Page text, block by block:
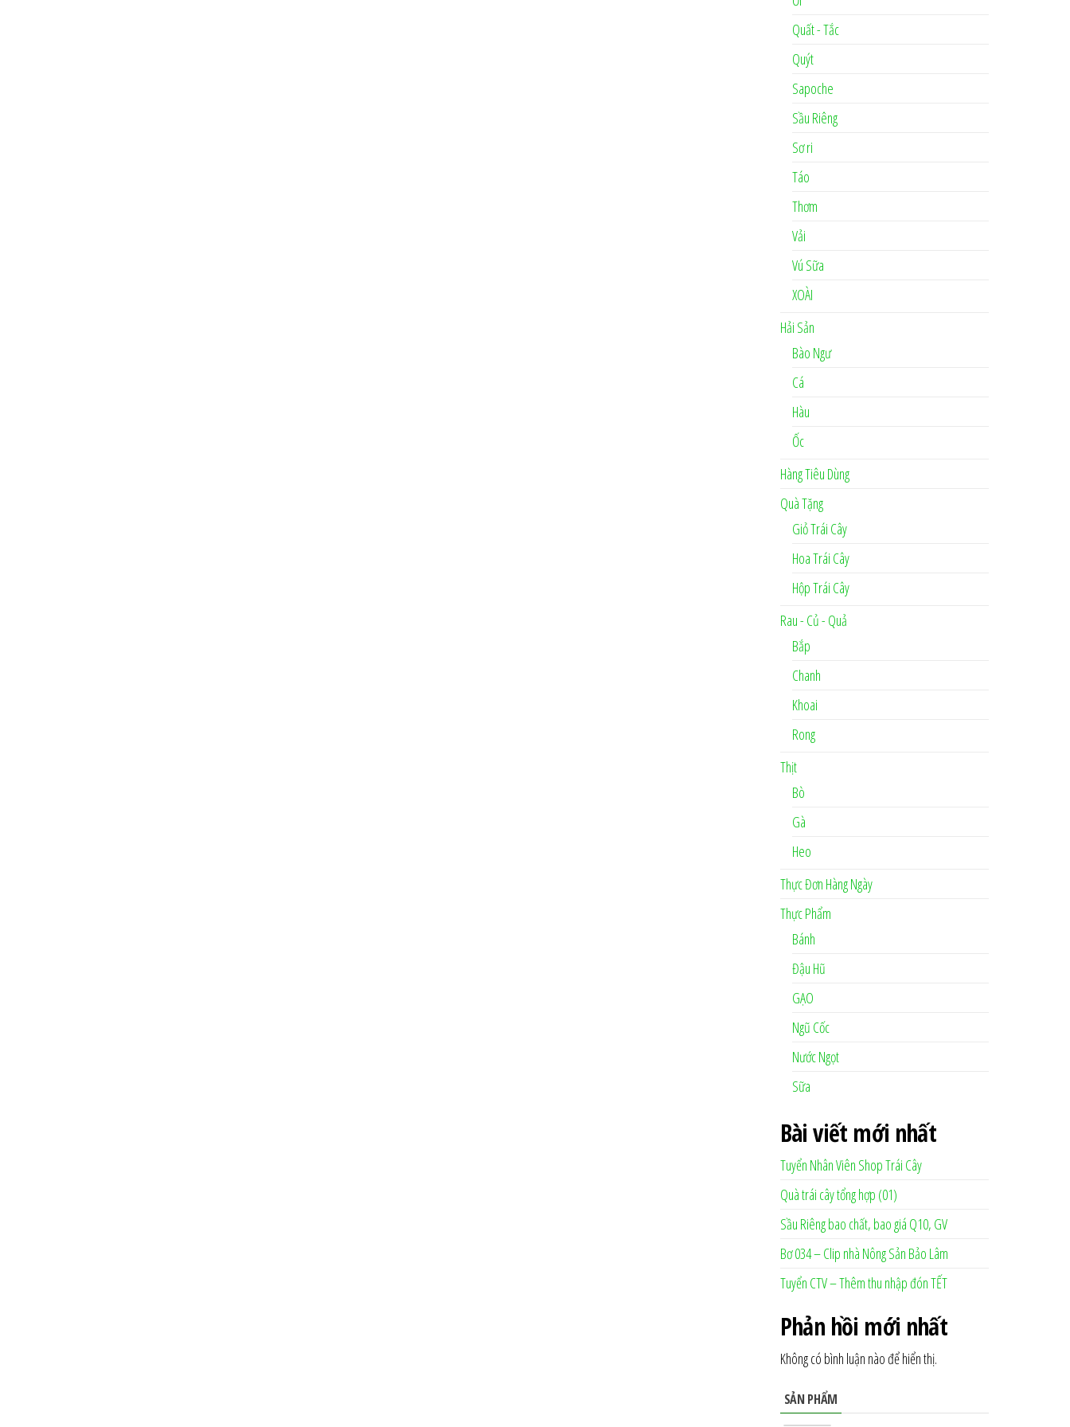
Quất - Tắc
Quýt
Sapoche
Sầu Riêng
Sơ ri
Táo
Thơm
Vải
Vú Sữa
XOÀI
Hải Sản
Bào Ngư
Cá
Hàu
Ốc
Hàng Tiêu Dùng
Quà Tặng
Giỏ Trái Cây
Hoa Trái Cây
Hộp Trái Cây
Rau - Củ - Quả
Bắp
Chanh
Khoai
Rong
Thịt
Bò
Gà
Heo
Thực Đơn Hàng Ngày
Thực Phẩm
Bánh
Đậu Hũ
GẠO
Ngũ Cốc
Nước Ngọt
Sữa
Bài viết mới nhất
Tuyển Nhân Viên Shop Trái Cây
Quà trái cây tổng hợp (01)
Sầu Riêng bao chất, bao giá Q10, GV
Bơ 034 – Clip nhà Nông Sản Bảo Lâm
Tuyển CTV – Thêm thu nhập đón TẾT
Phản hồi mới nhất
Không có bình luận nào để hiển thị.
SẢN PHẨM